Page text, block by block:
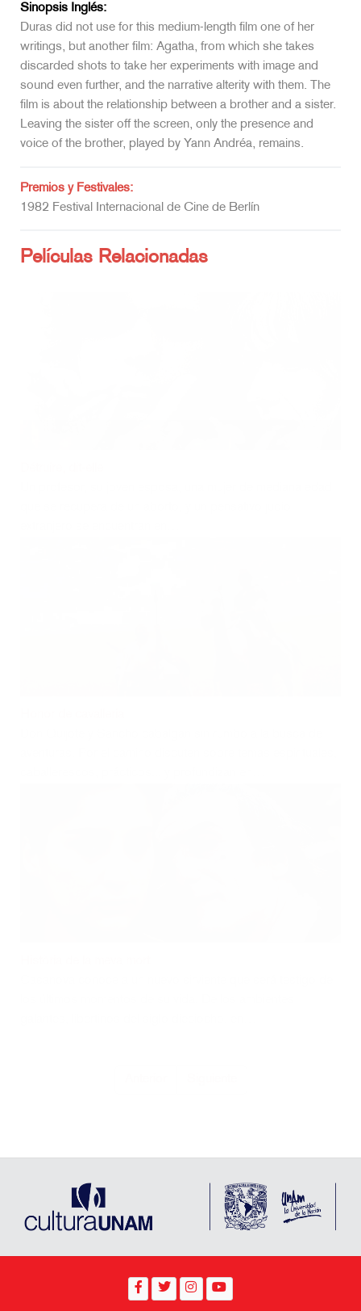
Sinopsis Inglés:
Duras did not use for this medium-length film one of her
writings, but another film: Agatha, from which she takes
discarded shots to take her experiments with image and
sound even further, and the narrative alterity with them. The
film is about the relationship between a brother and a sister.
Leaving the sister off the screen, only the presence and
voice of the brother, played by Yann Andréa, remains.
Premios y Festivales:
1982 Festival Internacional de Cine de Berlín
Películas Relacionadas
Coordinación de Difusión Cultural, Ciudad Universitaria, Av.
Insurgentes Sur 3000, Del. Coyoacán, Ciudad de México,
México. CP 04510.
se cite la fuente completa y su dirección electrónica. De otra forma
requiere permiso previo por escrito de la institución.